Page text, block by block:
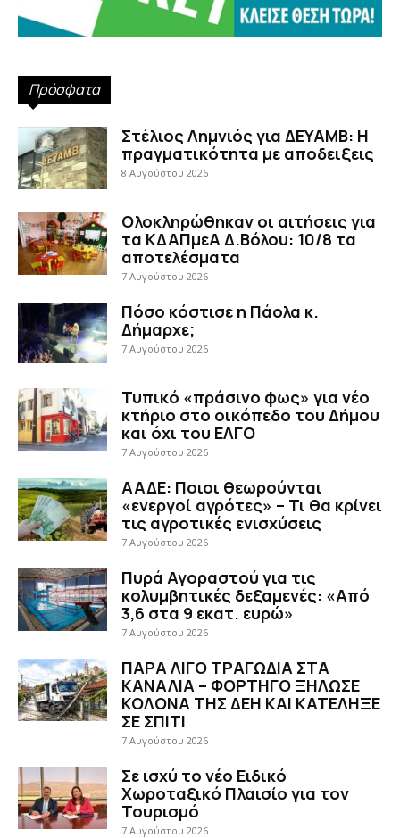
Πρόσφατα
Στέλιος Λημνιός για ΔΕΥΑΜΒ: Η
πραγματικότητα με αποδειξεις
8 Αυγούστου 2026
Ολοκληρώθηκαν οι αιτήσεις για
τα ΚΔΑΠμεΑ Δ.Βόλου: 10/8 τα
αποτελέσματα
7 Αυγούστου 2026
Πόσο κόστισε η Πάολα κ.
Δήμαρχε;
7 Αυγούστου 2026
Τυπικό «πράσινο φως» για νέο
κτήριο στο οικόπεδο του Δήμου
και όχι του ΕΛΓΟ
7 Αυγούστου 2026
ΑΑΔΕ: Ποιοι θεωρούνται
«ενεργοί αγρότες» – Τι θα κρίνει
τις αγροτικές ενισχύσεις
7 Αυγούστου 2026
Πυρά Αγοραστού για τις
κολυμβητικές δεξαμενές: «Από
3,6 στα 9 εκατ. ευρώ»
7 Αυγούστου 2026
ΠΑΡΑ ΛΙΓΟ ΤΡΑΓΩΔΙΑ ΣΤΑ
ΚΑΝΑΛΙΑ – ΦΟΡΤΗΓΟ ΞΗΛΩΣΕ
ΚΟΛΟΝΑ ΤΗΣ ΔΕΗ ΚΑΙ ΚΑΤΕΛΗΞΕ
ΣΕ ΣΠΙΤΙ
7 Αυγούστου 2026
Σε ισχύ το νέο Ειδικό
Χωροταξικό Πλαισίο για τον
Τουρισμό
7 Αυγούστου 2026